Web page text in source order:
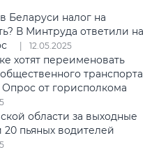
Беларуси налог на
В Минтруда ответили на
12.05.2025
хотят переименовать
транспорта
Опрос от горисполкома
области за выходные
пьяных водителей